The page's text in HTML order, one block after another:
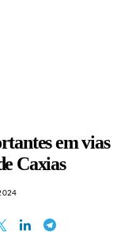
em vias
Caxias